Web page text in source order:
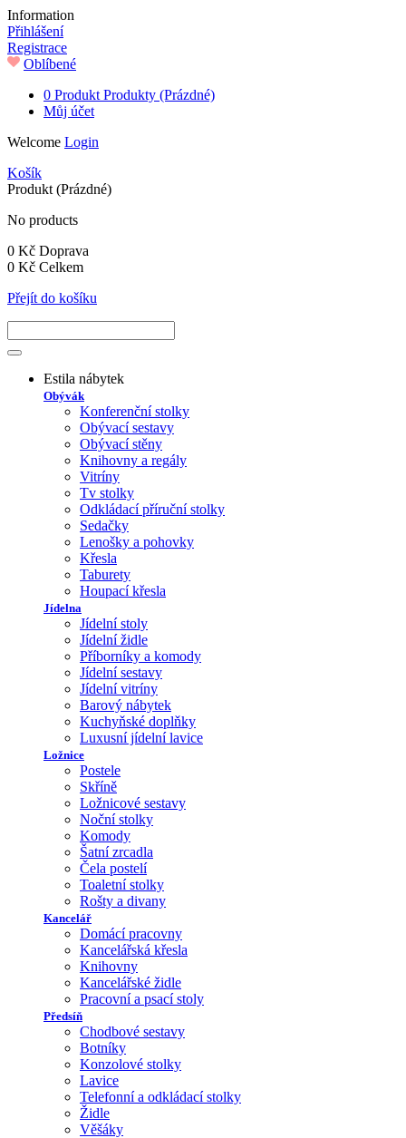
Information
Přihlášení
Registrace
Oblíbené
0 Produkt Produkty (Prázdné)
Můj účet
Welcome Login
Košík
Produkt (Prázdné)
No products
0 Kč Doprava
0 Kč Celkem
Přejít do košíku
Estila nábytek
Obývák
Konferenční stolky
Obývací sestavy
Obývací stěny
Knihovny a regály
Vitríny
Tv stolky
Odkládací příruční stolky
Sedačky
Lenošky a pohovky
Křesla
Taburety
Houpací křesla
Jídelna
Jídelní stoly
Jídelní židle
Příborníky a komody
Jídelní sestavy
Jídelní vitríny
Barový nábytek
Kuchyňské doplňky
Luxusní jídelní lavice
Ložnice
Postele
Skříně
Ložnicové sestavy
Noční stolky
Komody
Šatní zrcadla
Čela postelí
Toaletní stolky
Rošty a divany
Kancelář
Domácí pracovny
Kancelářská křesla
Knihovny
Kancelářské židle
Pracovní a psací stoly
Předsíň
Chodbové sestavy
Botníky
Konzolové stolky
Lavice
Telefonní a odkládací stolky
Židle
Věšáky